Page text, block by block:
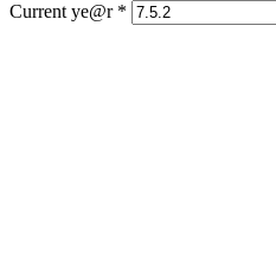
Current ye@r *